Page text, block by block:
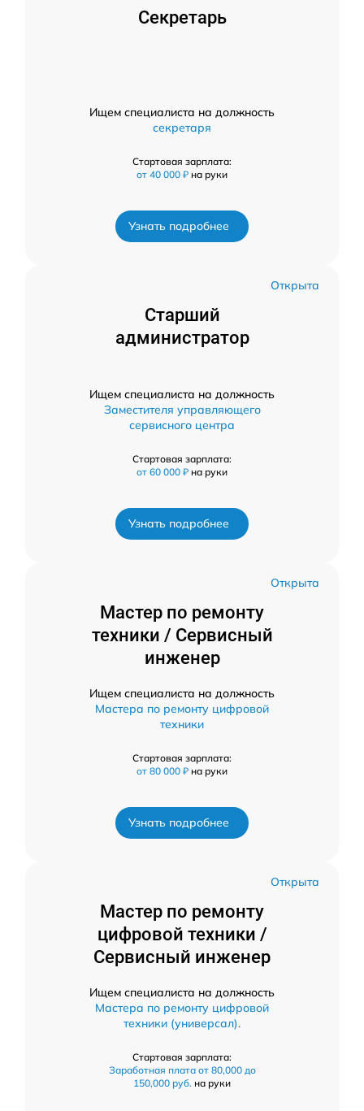
Секретарь
Ищем специалиста на должность
секретаря
Стартовая зарплата:
от 40 000 ₽ на руки
Узнать подробнее
Открыта
Старший
администратор
Ищем специалиста на должность
Заместителя управляющего
сервисного центра
Стартовая зарплата:
от 60 000 ₽ на руки
Узнать подробнее
Открыта
Мастер по ремонту
техники / Сервисный
инженер
Ищем специалиста на должность
Мастера по ремонту цифровой
техники
Стартовая зарплата:
от 80 000 ₽ на руки
Узнать подробнее
Открыта
Мастер по ремонту
цифровой техники /
Сервисный инженер
Ищем специалиста на должность
Мастера по ремонту цифровой
техники (универсал).
Стартовая зарплата:
Заработная плата от 80,000 до
150,000 руб. на руки